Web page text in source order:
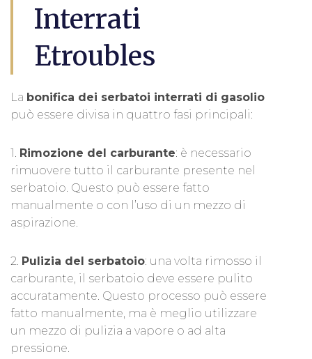
Interrati
Etroubles
La bonifica dei serbatoi interrati di gasolio
può essere divisa in quattro fasi principali:
1. Rimozione del carburante: è necessario
rimuovere tutto il carburante presente nel
serbatoio. Questo può essere fatto
manualmente o con l’uso di un mezzo di
aspirazione.
2. Pulizia del serbatoio: una volta rimosso il
carburante, il serbatoio deve essere pulito
accuratamente. Questo processo può essere
fatto manualmente, ma è meglio utilizzare
un mezzo di pulizia a vapore o ad alta
pressione.